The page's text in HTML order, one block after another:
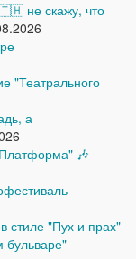
не скажу, что
"Театрального
а
🎶
стиле "Пух и прах"
бульваре"